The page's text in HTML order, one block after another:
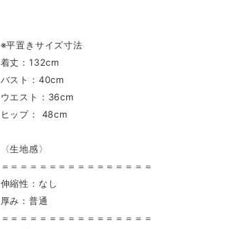
※平置きサイズ寸法
着丈：132cm
バスト：40cm
ウエスト：36cm
ヒップ： 48cm
〈生地感〉
＝＝＝＝＝＝＝＝＝＝＝＝＝＝＝＝
伸縮性：なし
厚み：普通
＝＝＝＝＝＝＝＝＝＝＝＝＝＝＝＝